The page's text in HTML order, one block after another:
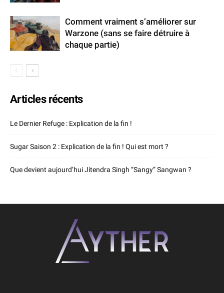
Comment vraiment s’améliorer sur
Warzone (sans se faire détruire à
chaque partie)
Articles récents
Le Dernier Refuge : Explication de la fin !
Sugar Saison 2 : Explication de la fin ! Qui est mort ?
Que devient aujourd’hui Jitendra Singh “Sangy” Sangwan ?